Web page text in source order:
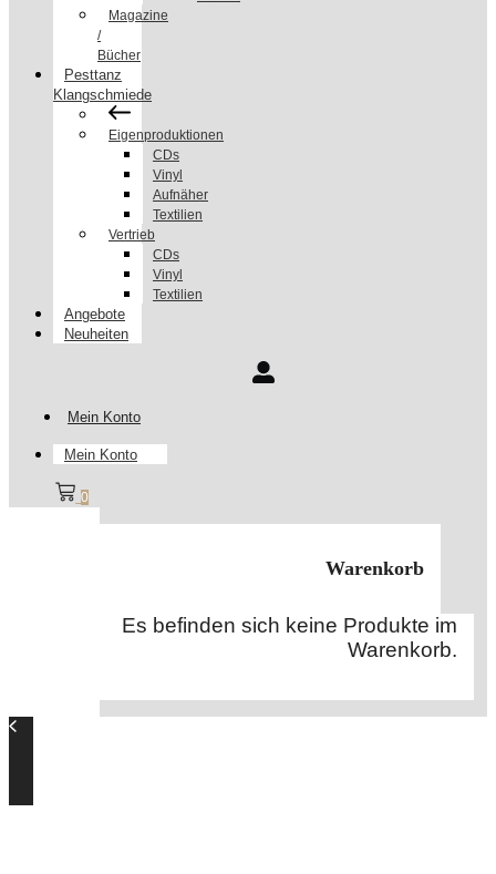
Magazine
/
Bücher
Pesttanz
Klangschmiede
Eigenproduktionen
CDs
Vinyl
Aufnäher
Textilien
Vertrieb
CDs
Vinyl
Textilien
Angebote
Neuheiten
Mein Konto
Mein Konto
0
Warenkorb
Es befinden sich keine Produkte im
Warenkorb.